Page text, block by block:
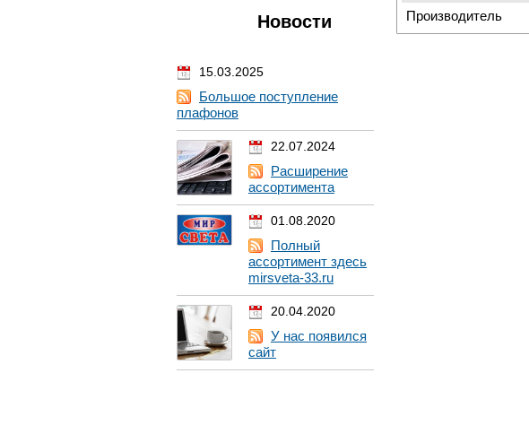
Новости
15.03.2025
Большое поступление
плафонов
22.07.2024
Расширение
ассортимента
01.08.2020
Полный
ассортимент здесь
mirsveta-33.ru
20.04.2020
У нас появился
сайт
Производитель